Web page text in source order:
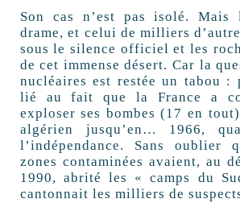
Son cas n’est pas isolé. Mais
drame, et celui de milliers
sous le silence officiel et les
de cet immense désert. Car la
nucléaires est restée un tabou :
lié au fait que la France a
exploser ses bombes (17 en
algérien jusqu’en… 1966,
l’indépendance. Sans oublier
zones contaminées avaient, au
1990, abrité les « camps du
cantonnait les milliers de